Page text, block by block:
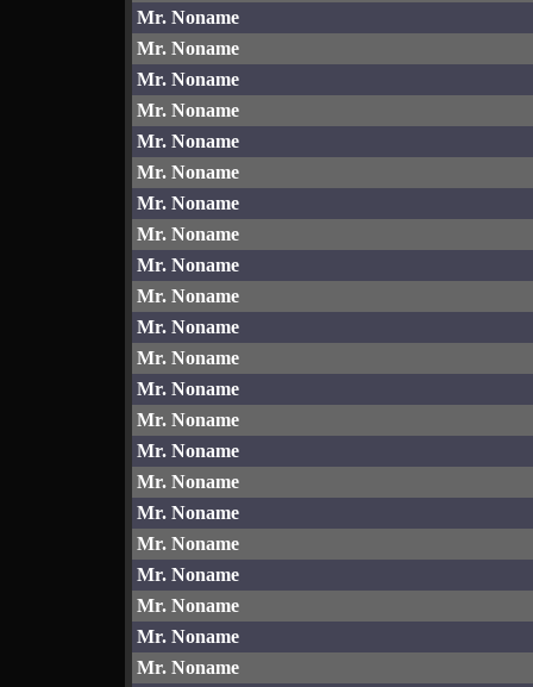
Mr. Noname
Mr. Noname
Mr. Noname
Mr. Noname
Mr. Noname
Mr. Noname
Mr. Noname
Mr. Noname
Mr. Noname
Mr. Noname
Mr. Noname
Mr. Noname
Mr. Noname
Mr. Noname
Mr. Noname
Mr. Noname
Mr. Noname
Mr. Noname
Mr. Noname
Mr. Noname
Mr. Noname
Mr. Noname